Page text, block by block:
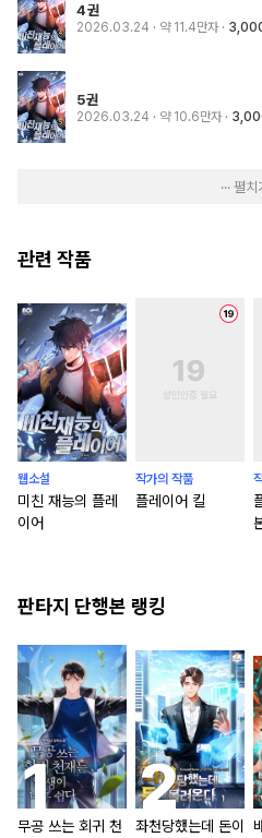
4권
2026.03.24 · 약 11.4만자
5권
2026.03.24 · 약 10.6만자
··· 펼치
관련 작품
웹소설
미친 재능의 플레
이어
작가의 작품
플레이어 킬
판타지 단행본 랭킹
무공 쓰는 회귀 천
좌천당했는데 돈이